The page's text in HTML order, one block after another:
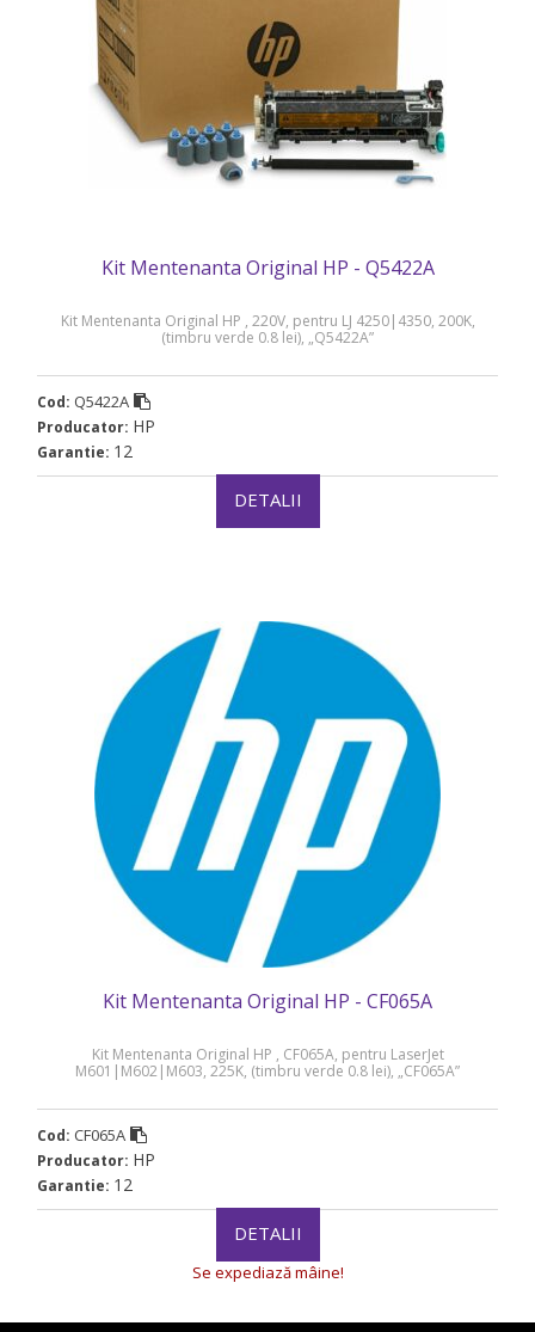
Kit Mentenanta Original HP - Q5422A
Kit Mentenanta Original HP , 220V, pentru LJ 4250|4350, 200K,
(timbru verde 0.8 lei), „Q5422A”
Cod: Q5422A
Producator: HP
Garantie: 12
DETALII
Kit Mentenanta Original HP - CF065A
Kit Mentenanta Original HP , CF065A, pentru LaserJet
M601|M602|M603, 225K, (timbru verde 0.8 lei), „CF065A”
Cod: CF065A
Producator: HP
Garantie: 12
DETALII
Se expediază mâine!